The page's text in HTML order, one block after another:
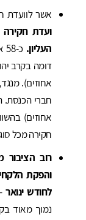
אשר לוועדת
ועדת
העליון.
חקירה מכל סוג הייתה
רוב
לחודש ינואר